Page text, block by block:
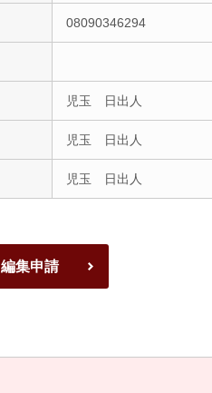
08090346294
児玉 日出人
児玉 日出人
児玉 日出人
編集申請